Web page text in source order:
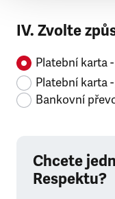
IV. Zvolte
Platební karta -
Platební karta -
Bankovní
Chcete
Respektu?